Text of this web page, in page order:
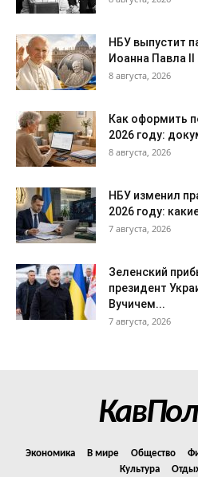
НБУ выпустит
Иоанна Павла II
8 августа, 2026
Как оформить
2026 году:
8 августа, 2026
НБУ изменил
2026 году:
7 августа, 2026
Зеленский
президент
Вучичем...
7 августа, 2026
Экономика В мире Общество
Культура